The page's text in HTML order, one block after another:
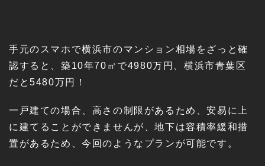
手元のスマホで横浜市のマンション相場をざっと確
認すると、築10年70㎡で4980万円、横浜市青葉区
だと5480万円！
一戸建ての場合、高さの制限があるため、安易に上
に建てることができませんが、地下は容積率緩和措
置があるため、今回のようなプランが可能です。